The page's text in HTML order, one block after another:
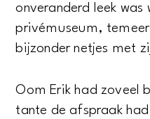
onveranderd leek was
privémuseum,
bijzonder netjes met
Oom Erik had zoveel
tante de afspraak